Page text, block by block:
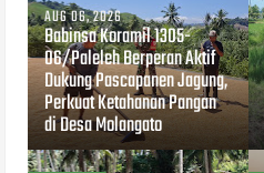
AUG 06, 2026
Babinsa Koramil 1305-
06/Paleleh Berperan Aktif
Dukung Pascapanen Jagung,
Perkuat Ketahanan Pangan
di Desa Molangato